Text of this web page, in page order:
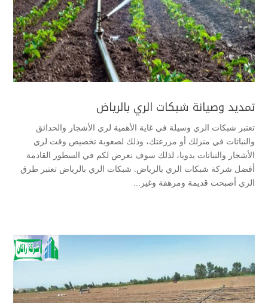
تمديد وصيانة شبكات الري بالرياض
تعتبر شبكات الري وسيلة في غاية الأهمية لري الأشجار والحدائق
والنباتات في منزلك أو مزرعتك، وذلك لصعوبة تخصيص وقت لري
الأشجار والنباتات يدويا، لذلك سوف نعرض لكم في السطور القادمة
أفضل شركة شبكات الري بالرياض. شبكات الري بالرياض تعتبر طرق
الري أصبحت قديمة ومرهقة وغير...